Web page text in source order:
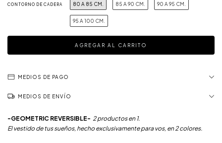
CONTORNO DE CADERA 80 A 85 CM. 85 A 90 CM. 90 A 95 CM.
95 A 100 CM.
MEDIOS DE PAGO
MEDIOS DE ENVÍO
-GEOMETRIC REVERSIBLE- 2 productos en 1.
El vestido de tus sueños, hecho exclusivamente para vos, en 2 colores.